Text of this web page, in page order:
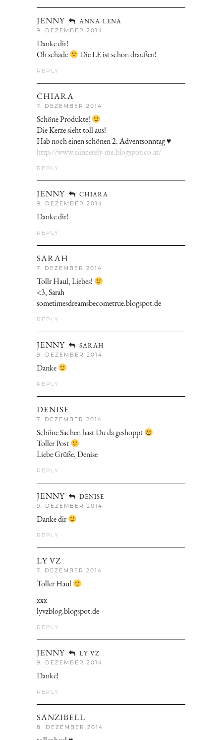
JENNY ANNA-LENA
9. DEZEMBER 2014
Danke dir!
Oh schade
Die LE ist schon draußen!
REPLY
CHIARA
7. DEZEMBER 2014
Schöne Produkte!
Die Kerze sieht toll aus!
Hab noch einen schönen 2. Adventsonntag ♥
http://www.siincerely-me.blogspot.co.at/
REPLY
JENNY CHIARA
9. DEZEMBER 2014
Danke dir!
REPLY
SARAH
7. DEZEMBER 2014
Tollr Haul, Liebes!
<3, Sarah
sometimesdreamsbecometrue.blogspot.de
REPLY
JENNY SARAH
9. DEZEMBER 2014
Danke
REPLY
DENISE
7. DEZEMBER 2014
Schöne Sachen hast Du da geshoppt
Toller Post
Liebe Grüße, Denise
REPLY
JENNY DENISE
9. DEZEMBER 2014
Danke dir
REPLY
LY VZ
7. DEZEMBER 2014
Toller Haul
xxx
lyvzblog.blogspot.de
REPLY
JENNY LY VZ
9. DEZEMBER 2014
Danke!
REPLY
SANZIBELL
8. DEZEMBER 2014